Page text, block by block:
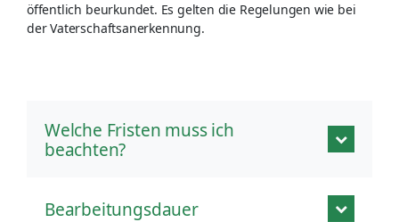
öffentlich beurkundet. Es gelten die Regelungen wie bei
der Vaterschaftsanerkennung.
Welche Fristen muss ich
beachten?
Bearbeitungsdauer